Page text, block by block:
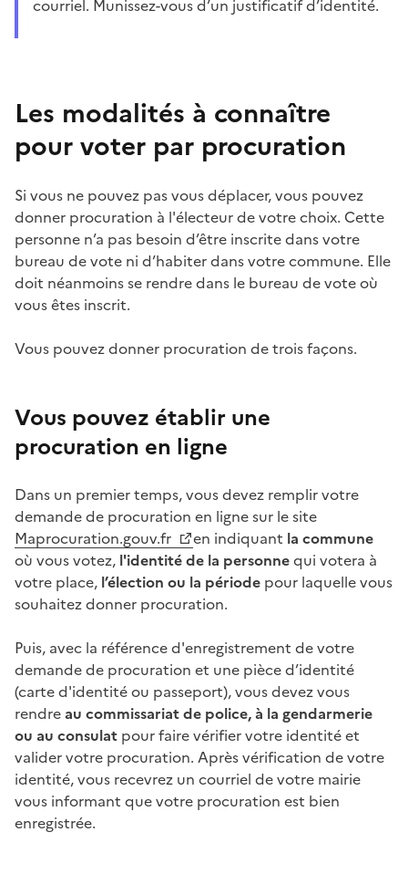
courriel. Munissez-vous d’un justificatif d’identité.
Les modalités à connaître
pour voter par procuration
Si vous ne pouvez pas vous déplacer, vous pouvez
donner procuration à l'électeur de votre choix. Cette
personne n’a pas besoin d’être inscrite dans votre
bureau de vote ni d’habiter dans votre commune. Elle
doit néanmoins se rendre dans le bureau de vote où
vous êtes inscrit.
Vous pouvez donner procuration de trois façons.
Vous pouvez établir une
procuration en ligne
Dans un premier temps, vous devez remplir votre
demande de procuration en ligne sur le site
Maprocuration.gouv.fr
en indiquant la commune
où vous votez, l'identité de la personnequi votera à
votre place, l’élection ou la période pour laquelle vous
souhaitez donner procuration.
Puis, avec la référence d'enregistrement de votre
demande de procuration et une pièce d’identité
(carte d'identité ou passeport), vous devez vous
rendreau commissariat de police, à la gendarmerie
ou au consulat pour faire vérifier votre identité et
valider votre procuration. Après vérification de votre
identité, vous recevrez un courriel de votre mairie
vous informant que votre procuration est bien
enregistrée.